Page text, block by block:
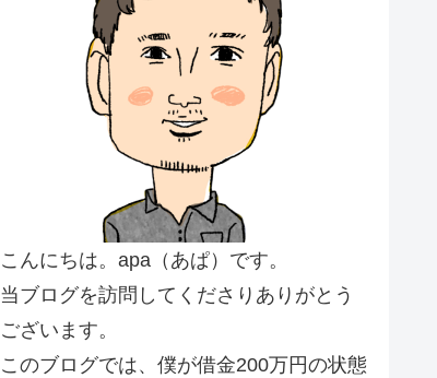
こんにちは。apa（あぱ）です。
当ブログを訪問してくださりありがとう
ございます。
このブログでは、僕が借金200万円の状態